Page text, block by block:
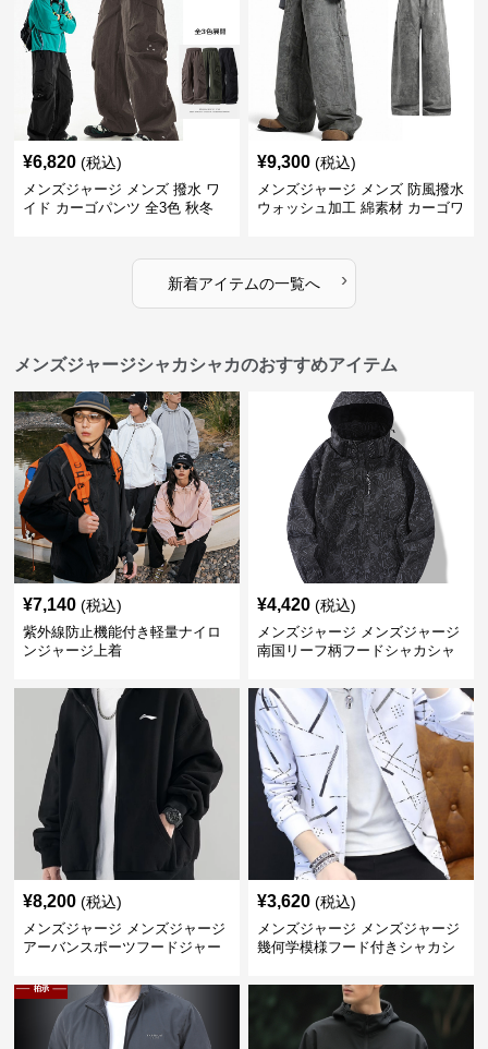
¥6,820 (税込)
メンズジャージ メンズ 撥水 ワ
イド カーゴパンツ 全3色 秋冬
¥9,300 (税込)
メンズジャージ メンズ 防風撥水
ウォッシュ加工 綿素材 カーゴワ
新着アイテムの一覧へ ›
メンズジャージシャカシャカのおすすめアイテム
¥7,140 (税込)
紫外線防止機能付き軽量ナイロ
ンジャージ上着
¥4,420 (税込)
メンズジャージ メンズジャージ
南国リーフ柄フードシャカシャ
¥8,200 (税込)
メンズジャージ メンズジャージ
アーバンスポーツフードジャー
¥3,620 (税込)
メンズジャージ メンズジャージ
幾何学模様フード付きシャカシ